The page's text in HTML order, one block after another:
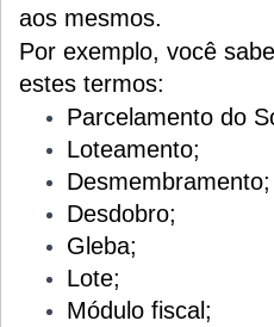
aos mesmos.
Por exemplo, você
estes termos:
Parcelamento do
Loteamento;
Desmembramento;
Desdobro;
Gleba;
Lote;
Módulo fiscal;